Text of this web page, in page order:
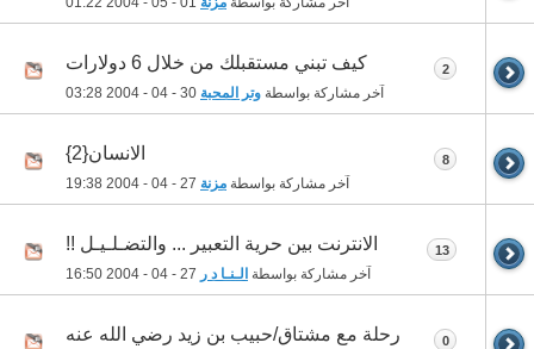
كيف تبني مستقبلك من خلال 6 دولارات
آخر مشاركة بواسطة وتر المحبة 03:28
2
الانسان{2}
آخر مشاركة بواسطة مزنة 19:38
8
الانترنت بين حرية التعبير ... والتضـلـيـل !!
آخر مشاركة بواسطة الـنـا د ر 16:50
13
رحلة مع مشتاق/حبيب بن زيد رضي الله عنه 0